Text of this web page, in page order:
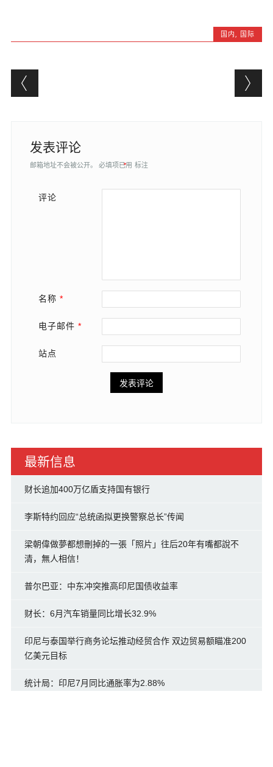
国内 国际
Post navigation
发表评论
邮箱地址不会被公开。 必填项已用
* 标注
评论
名称 *
电子邮件 *
站点
最新信息
财长追加400万亿盾支持国有银行
李斯特约回应“总统函拟更换警察总长”传闻
梁朝偉做夢都想刪掉的一張「照片」往后20年有嘴都說不
清，無人相信！
普尔巴亚：中东冲突推高印尼国债收益率
财长：6月汽车销量同比增长32.9%
印尼与泰国举行商务论坛推动经贸合作 双边贸易额瞄准200
亿美元目标
统计局：印尼7月同比通胀率为2.88%